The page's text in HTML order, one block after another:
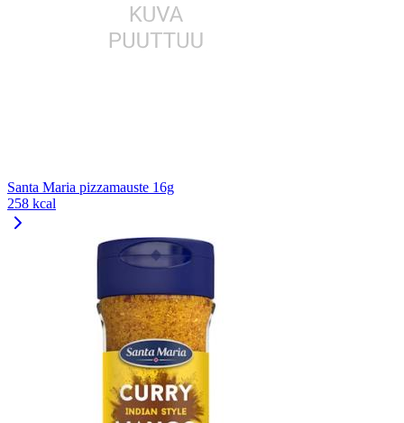
Santa Maria pizzamauste 16g
258 kcal